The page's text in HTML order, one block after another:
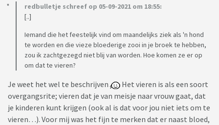
redbulletje schreef op 05-09-2021 om 18:55:
[..]
Iemand die het feestelijk vind om maandelijks ziek als 'n hond
te worden en die vieze bloederige zooi in je broek te hebben,
zou ik zachtgezegd niet blij van worden. Hoe komen ze er op
om dat te vieren?
Je weet het wel te beschrijven
Het vieren is als een soort
overgangsrite; vieren dat je van meisje naar vrouw gaat, dat
je kinderen kunt krijgen (ook al is dat voor jou niet iets om te
vieren…). Voor mij was het fijn te merken dat er naast bloed,